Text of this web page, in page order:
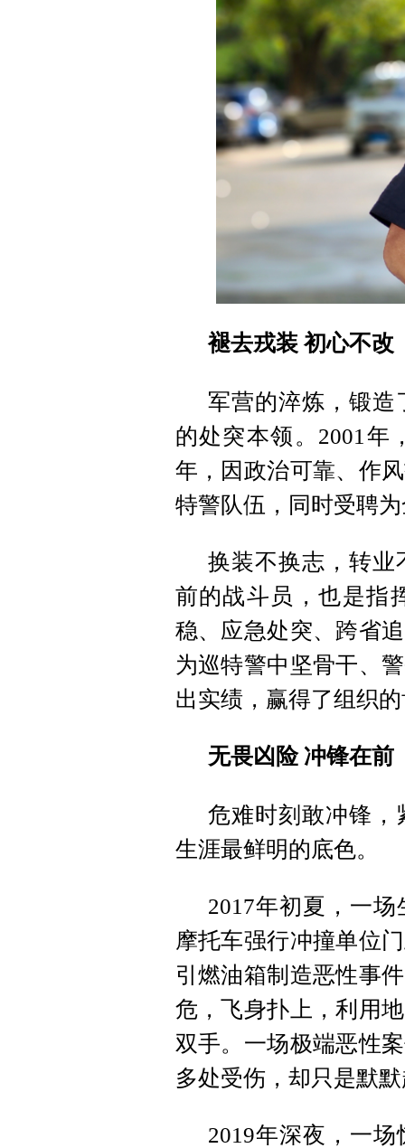
褪去戎装 初心不改
军营的淬炼，锻造
的处突本领。2001年
年，因政治可靠、作
特警队伍，同时受聘
换装不换志，转业
前的战斗员，也是指
稳、应急处突、跨省
为巡特警中坚骨干、
出实绩，赢得了组织
无畏凶险 冲锋在前
危难时刻敢冲锋
生涯最鲜明的底色。
2017年初夏，一
摩托车强行冲撞单位
引燃油箱制造恶性事
危，飞身扑上，利用
双手。一场极端恶性
多处受伤，却只是默
2019年深夜，一